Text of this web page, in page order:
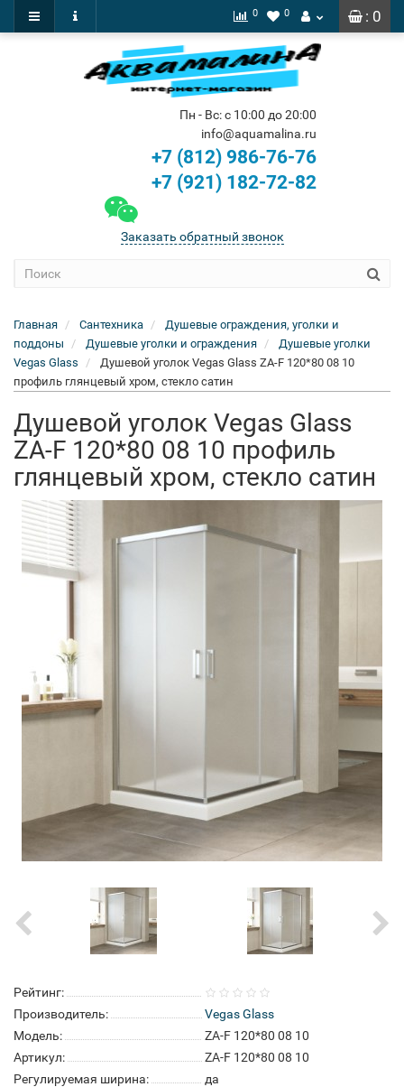
: 0
0 0
Пн - Вс: с 10:00 до 20:00
info@aquamalina.ru
+7 (812) 986-76-76
+7 (921) 182-72-82
Заказать обратный звонок
Главная Сантехника
Душевые ограждения, уголки и
поддоны
Душевые уголки и ограждения
Душевые уголки
Vegas Glass
Душевой уголок Vegas Glass ZA-F 120*80 08 10
профиль глянцевый хром, стекло сатин
Душевой уголок Vegas Glass
ZA-F 120*80 08 10 профиль
глянцевый хром, стекло сатин
Рейтинг:
Производитель:
Vegas Glass
Модель:
ZA-F 120*80 08 10
Артикул:
ZA-F 120*80 08 10
Регулируемая ширина:
да